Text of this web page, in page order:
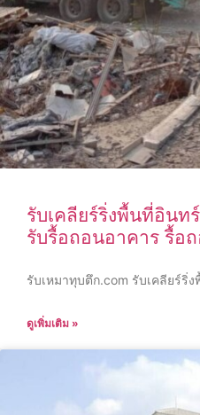
รับเคลียร์ริ่งพื้นที่อินท
รับรื้อถอนอาคาร รื้อ
รับเหมาทุบตึก.com รับเคลียร์ริ่ง
ดูเพิ่มเติม »